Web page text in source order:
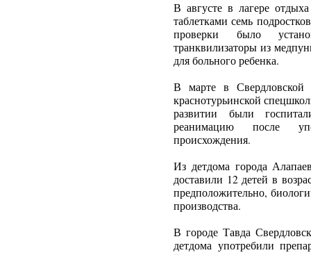
В августе в лагере
таблетками семь
проверки было
транквилизаторы из
для больного ребенка.
В марте в Свердловской
краснотурьинской
развитии были
реанимацию после
происхождения.
Из детдома города
доставили 12 детей в
предположительно,
производства.
В городе Тавда
детдома употребили